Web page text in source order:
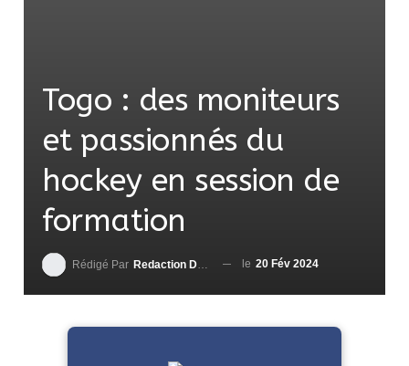
Togo : des moniteurs
et passionnés du
hockey en session de
formation
Rédigé Par Redaction DjenaSport le 20 Fév 2024